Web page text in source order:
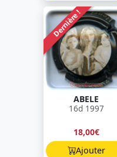
Dernière !
ABELE
16d 1997
18,00€
Ajouter